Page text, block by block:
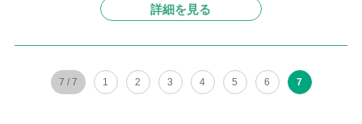
詳細を見る
7 / 7 1 2 3 4 5 6 7